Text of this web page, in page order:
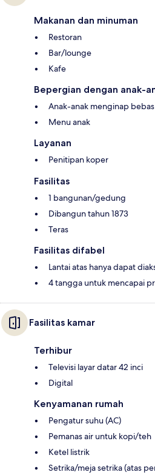
Makanan dan minuman
Restoran
Bar/lounge
Kafe
Bepergian dengan anak-
Anak-anak menginap
Menu anak
Layanan
Penitipan koper
Fasilitas
1 bangunan/gedung
Dibangun tahun 1873
Teras
Fasilitas difabel
Lantai atas hanya dapat
4 tangga untuk mencapai
Fasilitas kamar
Terhibur
Televisi layar datar 42 inci
Digital
Kenyamanan rumah
Pengatur suhu (AC)
Pemanas air untuk kopi/teh
Ketel listrik
Setrika/meja setrika (atas